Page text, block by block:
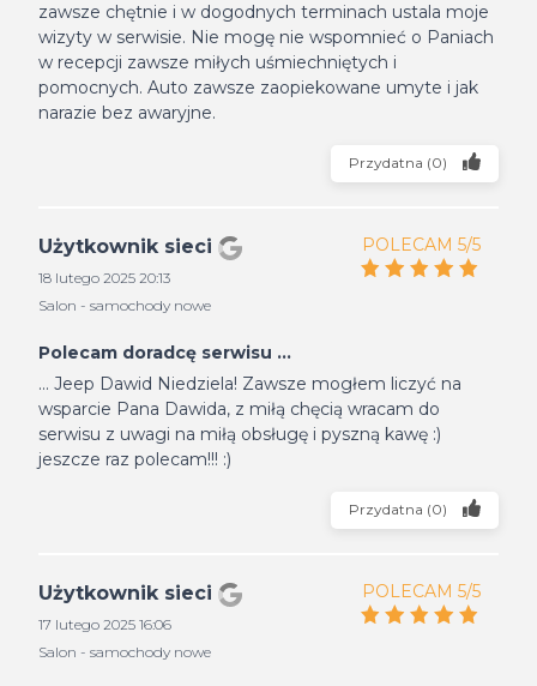
zawsze chętnie i w dogodnych terminach ustala moje
wizyty w serwisie. Nie mogę nie wspomnieć o Paniach
w recepcji zawsze miłych uśmiechniętych i
pomocnych. Auto zawsze zaopiekowane umyte i jak
narazie bez awaryjne.
Przydatna (0)
Użytkownik sieci
18 lutego 2025 20:13
Salon - samochody nowe
POLECAM 5/5
Polecam doradcę serwisu ...
... Jeep Dawid Niedziela! Zawsze mogłem liczyć na
wsparcie Pana Dawida, z miłą chęcią wracam do
serwisu z uwagi na miłą obsługę i pyszną kawę :)
jeszcze raz polecam!!! :)
Przydatna (0)
Użytkownik sieci
17 lutego 2025 16:06
Salon - samochody nowe
POLECAM 5/5